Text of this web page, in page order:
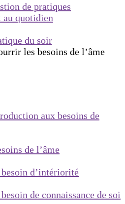
de pratiques
au quotidien
du soir
les besoins de l’âme
aux besoins de
de l’âme
d’intériorité
de connaissance de soi